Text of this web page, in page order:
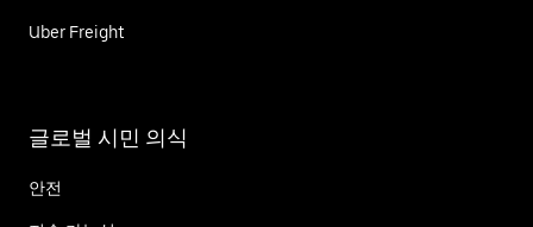
Uber Freight
글로벌 시민 의식
안전